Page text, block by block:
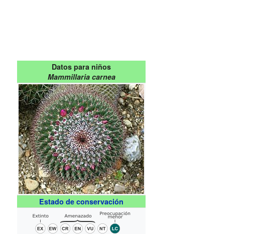
Datos para niños
Mammillaria carnea
Estado de conservación